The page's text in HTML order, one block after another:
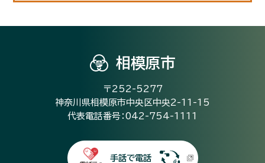
相模原市
〒252-5277
神奈川県相模原市中央区中央2-11-15
代表電話番号：042-754-1111
手話で電話